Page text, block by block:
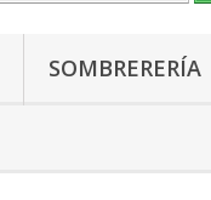
SOMBRERERÍA